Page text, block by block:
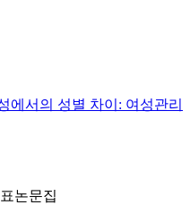
에서의 성별 차이: 여성관리
논문집